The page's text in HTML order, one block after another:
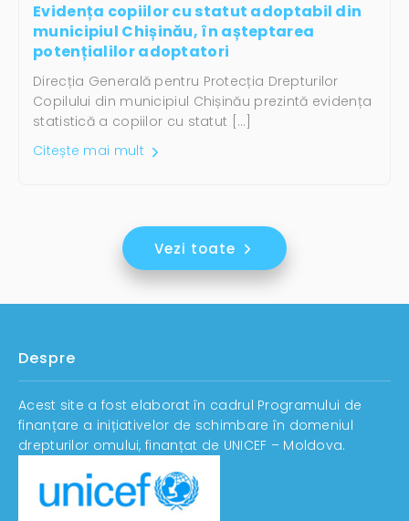
Evidența copiilor cu statut adoptabil din
municipiul Chișinău, în așteptarea
potențialilor adoptatori
Direcția Generală pentru Protecția Drepturilor
Copilului din municipiul Chișinău prezintă evidența
statistică a copiilor cu statut […]
Citește mai mult
Vezi toate
Despre
Acest site a fost elaborat în cadrul Programului de
finanțare a inițiativelor de schimbare în domeniul
drepturilor omului, finanțat de UNICEF – Moldova.